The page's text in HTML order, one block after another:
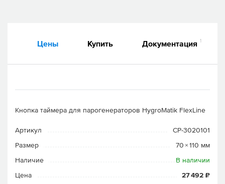
Цены Купить Документация 1
Кнопка таймера для парогенераторов HygroMatik FlexLine
Артикул
CP-3020101
Размер
70 × 110 мм
Наличие
В наличии
Цена
27 492 ₽